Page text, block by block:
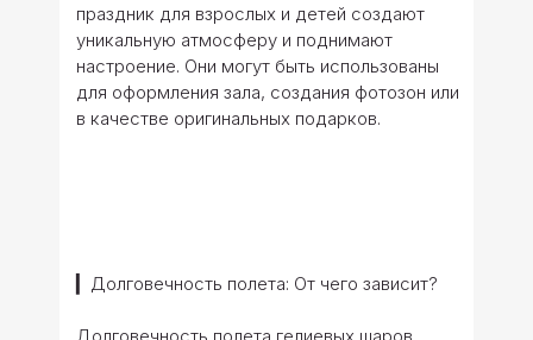
праздник для взрослых и детей создают
уникальную атмосферу и поднимают
настроение. Они могут быть использованы
для оформления зала, создания фотозон или
в качестве оригинальных подарков.
▎Долговечность полета: От чего зависит?
Долговечность полета гелиевых шаров